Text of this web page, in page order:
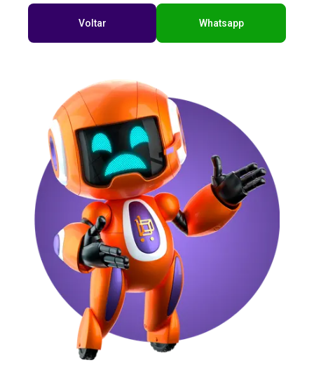
Voltar Whatsapp